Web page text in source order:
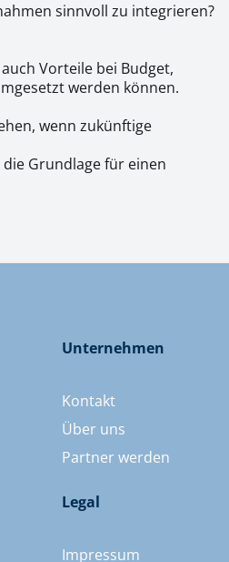
sinnvoll zu integrieren?
Vorteile bei Budget,
werden können.
wenn zukünftige
Grundlage für einen
Unternehmen
Kontakt
Über uns
Partner werden
Legal
Impressum